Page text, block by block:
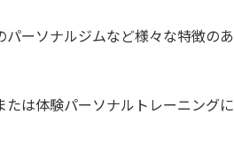
ーソナルジムなど様々な特徴のあ
は体験パーソナルトレーニングに